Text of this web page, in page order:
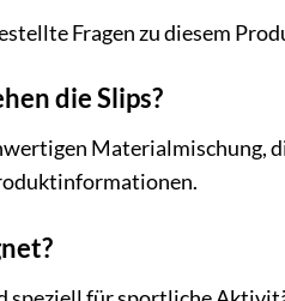
Fragen zu diesem
die Slips?
Materialmischung,